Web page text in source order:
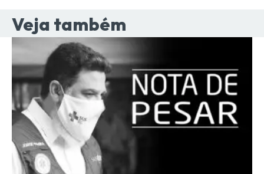
Veja também